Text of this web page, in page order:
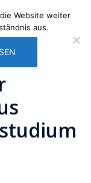
Website weiter
aus.